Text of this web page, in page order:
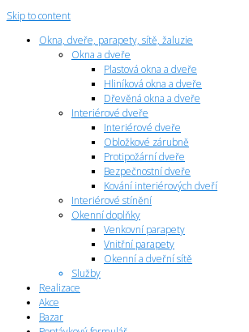
Skip to content
Okna, dveře, parapety, sítě, žaluzie
Okna a dveře
Plastová okna a dveře
Hliníková okna a dveře
Dřevěná okna a dveře
Interiérové dveře
Interiérové dveře
Obložkové zárubně
Protipožární dveře
Bezpečnostní dveře
Kování interiérových dveří
Interiérové stínění
Okenní doplňky
Venkovní parapety
Vnitřní parapety
Okenní a dveřní sítě
Služby
Realizace
Akce
Bazar